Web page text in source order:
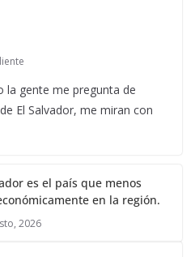
la gente me pregunta de
El Salvador, me miran con
es el país que menos
en la región.
2026